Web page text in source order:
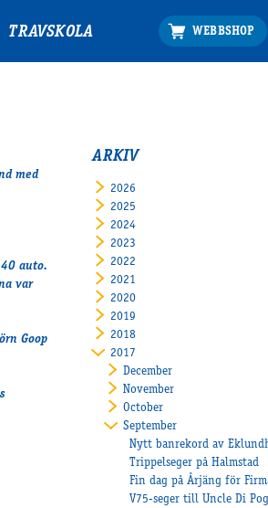
TRAVSKOLA
med
auto.
var
Goop
ARKIV
2026
2025
2024
2023
2022
2021
2020
2019
2018
2017
December
November
October
September
Nytt banrekord av
Trippelseger på Halmstad
V75-seger till Uncle Di